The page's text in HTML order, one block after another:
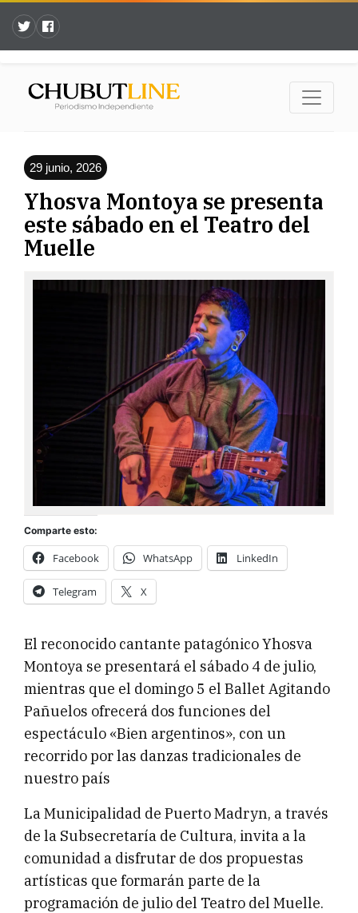
29 junio, 2026
Yhosva Montoya se presenta
este sábado en el Teatro del
Muelle
Comparte esto:
Facebook WhatsApp LinkedIn
Telegram X
El reconocido cantante patagónico Yhosva
Montoya se presentará el sábado 4 de julio,
mientras que el domingo 5 el Ballet Agitando
Pañuelos ofrecerá dos funciones del
espectáculo «Bien argentinos», con un
recorrido por las danzas tradicionales de
nuestro país
La Municipalidad de Puerto Madryn, a través
de la Subsecretaría de Cultura, invita a la
comunidad a disfrutar de dos propuestas
artísticas que formarán parte de la
programación de julio del Teatro del Muelle.